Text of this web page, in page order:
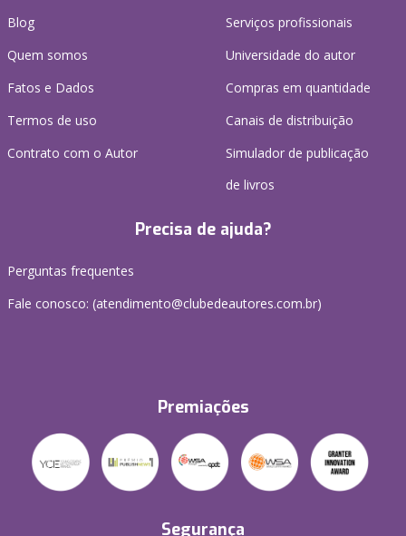
Blog
Quem somos
Fatos e Dados
Termos de uso
Contrato com o Autor
Serviços profissionais
Universidade do autor
Compras em quantidade
Canais de distribuição
Simulador de publicação
de livros
Precisa de ajuda?
Perguntas frequentes
Fale conosco: (atendimento@clubedeautores.com.br)
Premiações
Segurança